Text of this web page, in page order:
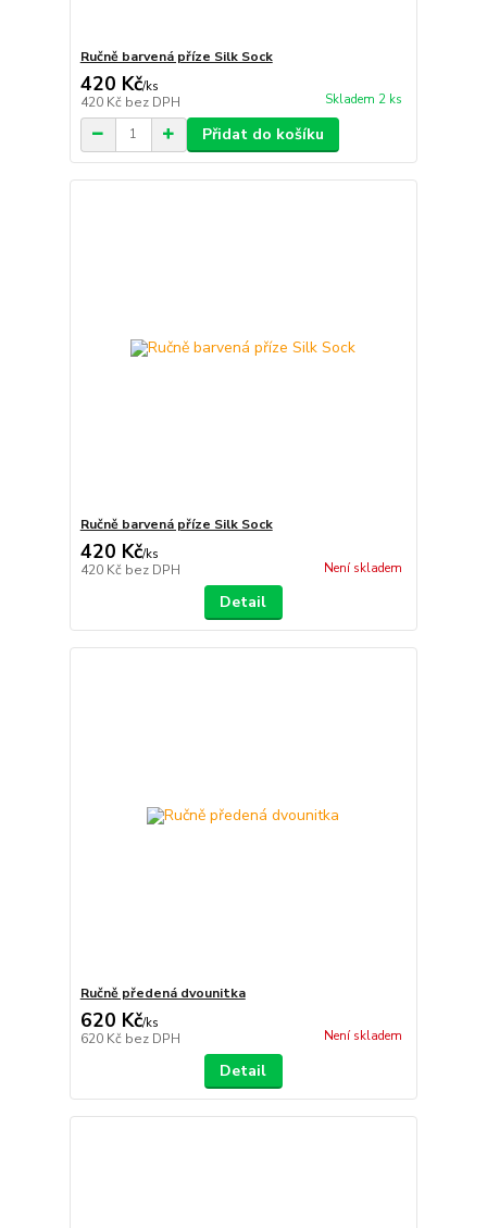
Ručně barvená příze Silk Sock
420 Kč/ks
420 Kč bez DPH Skladem 2 ks
Přidat do košíku
Ručně barvená příze Silk Sock
420 Kč/ks
420 Kč bez DPH Není skladem
Detail
Ručně předená dvounitka
620 Kč/ks
620 Kč bez DPH Není skladem
Detail